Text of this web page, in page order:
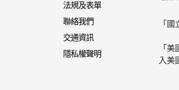
法規及表單
聯絡我們
交通資訊
隱私權聲明
「
「
入美